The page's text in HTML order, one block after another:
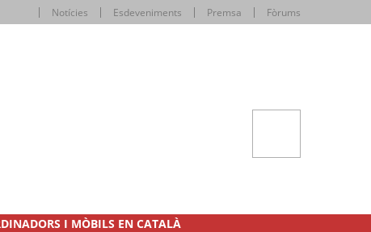
Notícies Esdeveniments Premsa Fòrums
I MÒBILS EN CATALÀ